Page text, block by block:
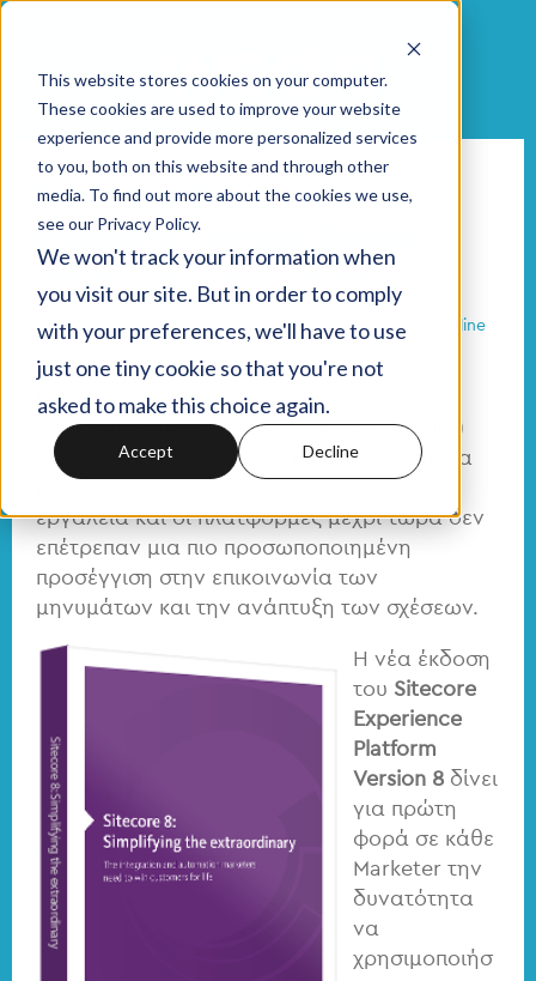
This website stores cookies on your computer.
These cookies are used to improve your website
experience and provide more personalized services
to you, both on this website and through other
media. To find out more about the cookies we use,
see our Privacy Policy.
We won't track your information when
you visit our site. But in order to comply
with your preferences, we'll have to use
just one tiny cookie so that you're not
asked to make this choice again.
Accept Decline
Sitecore 8 Experience
Platform (White Paper)
έκδοση του δημοφιλούς CMS που υπόσχεται
ολοκληρωμένη και αποτελεσματική διαχείριση της online
Η σπουδαιότητα της ύπαρξης πιστών και
αφοσιωμένων πελατών (customer loyalty)
στον κόσμο του Marketing είναι γνωστή για
εργαλεία και οι πλατφόρμες μέχρι τώρα δεν
επέτρεπαν μια πιο προσωποποιημένη
προσέγγιση στην επικοινωνία των
μηνυμάτων και την ανάπτυξη των σχέσεων.
Η νέα έκδοση
του Sitecore
Experience
Platform
Version 8 δίνει
για πρώτη
φορά σε κάθε
Marketer την
δυνατότητα
να
χρησιμοποιήσ